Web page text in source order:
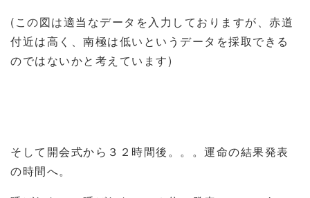
(この図は適当なデータを入力しておりますが、赤道
付近は高く、南極は低いというデータを採取できる
のではないかと考えています)
そして開会式から３２時間後。。。運命の結果発表
の時間へ。